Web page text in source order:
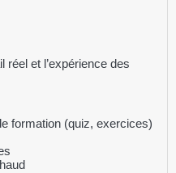
et l’expérience des
formation (quiz, exercices)